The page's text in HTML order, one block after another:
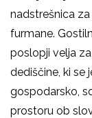
nadstrešnica
furmane.
poslopji velja
dediščine, ki se
gospodarsko,
prostoru ob